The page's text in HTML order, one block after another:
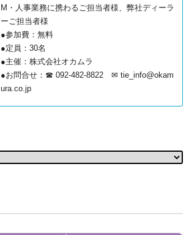
M・人事業務に携わるご担当者様、弊社ディーラ
ーご担当者様
●参加費：無料
●定員：30名
●主催：株式会社オカムラ
●お問合せ：☎ 092-482-8822 ✉ tie_info@okam
ura.co.jp